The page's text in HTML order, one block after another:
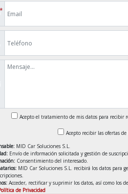
*
Acepto el tratamiento de mis datos para recibir
Acepto recibir las ofertas
MID Car Soluciones S.L.
Envío de información solicitada y gestión de
Consentimiento del interesado.
MID Car Soluciones S.L. recibirá los datos para
Acceder, rectificar y suprimir los datos, así como los
de Privacidad